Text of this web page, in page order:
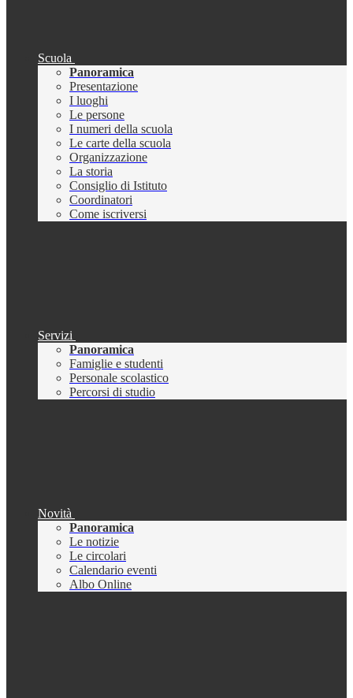
Scuola
Panoramica
Presentazione
I luoghi
Le persone
I numeri della scuola
Le carte della scuola
Organizzazione
La storia
Consiglio di Istituto
Coordinatori
Come iscriversi
Servizi
Panoramica
Famiglie e studenti
Personale scolastico
Percorsi di studio
Novità
Panoramica
Le notizie
Le circolari
Calendario eventi
Albo Online